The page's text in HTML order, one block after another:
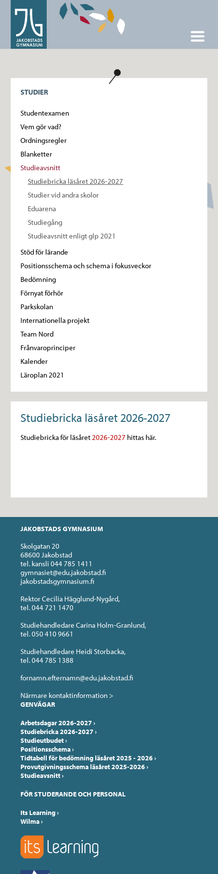
STUDIER
Studentexamen
Vem gör vad?
Ordningsregler
Blanketter
Studieavsnitt
Studiebricka läsåret 2026-2027
Studier vid andra skolor
Eduarena
Studiegång
Studieavsnitt enligt glp 2021
Stöd för lärande
Positionsschema och schema i fokusveckor
Bedömning
Förnyat förhör
Parkskolan
Internationella projekt
Team Nord
Frånvaroprinciper
Kalender
Läroplan 2021
Studiebricka läsåret 2026-2027
Studiebricka för läsåret2026-2027 hittas här.
JAKOBSTADS GYMNASIUM
Skolgatan 20
68600 Jakobstad
tel. kansli 044 785 1411
gymnasiet@edu.jakobstad.fi
jakobstadsgymnasium.fi
Rektor Cecilia Hägglund-Nygård,
tel. 044 721 1470
Studiehandledare Carina Holm-Granlund,
tel. 050 410 9661
Studiehandledare Heidi Storbacka,
tel. 044 785 1388
fornamn.efternamn@edu.jakobstad.fi
Närmare kontaktinformation >
GENVÄGAR
Arbetsdagar 2026-2027›
Studiebricka 2026-2027›
Studieutbudet›
Positionsschema›
Tidtabell för bedömning läsåret 2025 - 2026›
Provutgivningsschema läsåret 2025-2026›
Studieavsnitt›
FÖR STUDERANDE OCH PERSONAL
Its Learning›
Wilma›